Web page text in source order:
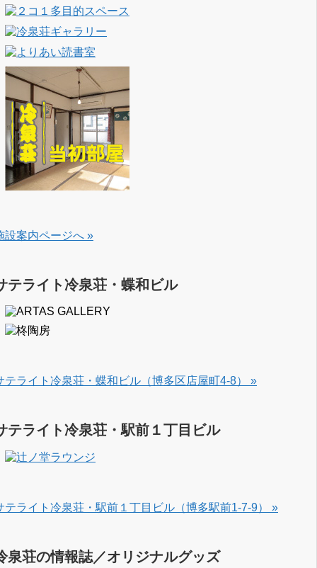
設案内ページへ »
テライト冷泉荘・蝶和ビル
テライト冷泉荘・蝶和ビル（博多区店屋町4-8） »
テライト冷泉荘・駅前１丁目ビル
テライト冷泉荘・駅前１丁目ビル（博多駅前1-7-9） »
泉荘の情報誌／オリジナルグッズ